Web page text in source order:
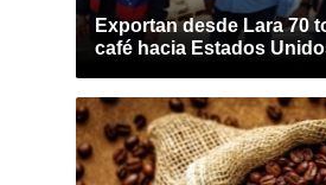
Exportan desde Lara 70
café hacia Estados